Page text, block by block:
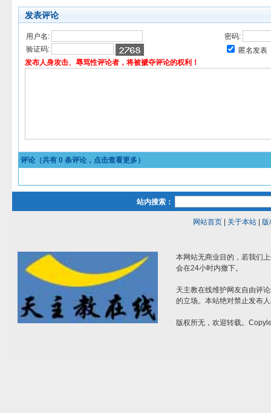
发表评论
用户名:
密码:
验证码:
匿名发表
发布人身攻击、辱骂性评论者，将被褫夺评论的权利！
评论（共有 0 条评论，点击查看更多）
站内搜索：
网站首页| 关于本站| 版
本网站无商业目的，若我们
会在24小时内撤下。
天主教在线维护网友自由评
的立场。本站绝对禁止发布
版权所无，欢迎转载。